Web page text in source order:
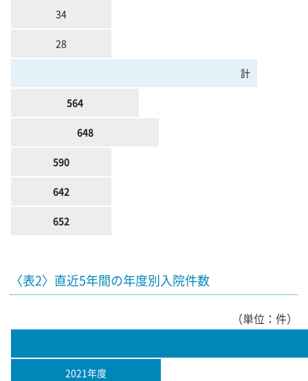
34
28
計
564
648
590
642
652
〈表2〉直近5年間の年度別入院件数
（単位：件）
2021年度